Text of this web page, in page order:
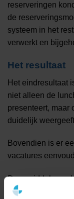
reserveringen
de
systeem in het
verwerkt en
Het resultaat
Het eindresultaat
niet alleen de
presenteert, maar
duidelijk
Bovendien is er
vacatures
Door middel van